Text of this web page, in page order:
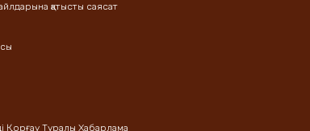
қатысты саясат
Қорғау Туралы Хабарлама